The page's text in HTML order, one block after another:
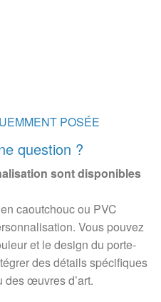
POSÉE
question ?
sont disponibles
caoutchouc ou PVC
Vous pouvez
et le design du porte-
des détails spécifiques
des œuvres d’art.